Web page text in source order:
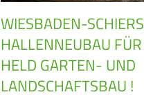
WIESBADEN-
HALLENNEUBAU
HELD GARTEN- UND
LANDSCHAFTSBAU !